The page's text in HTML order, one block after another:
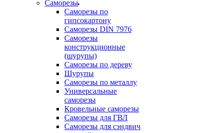
Саморезы
Саморезы по
гипсокартону
Саморезы DIN 7976
Саморезы
конструкционные
(шурупы)
Саморезы по дереву
Шурупы
Саморезы по металлу
Универсальные
саморезы
Кровельные саморезы
Саморезы для ГВЛ
Саморезы для сэндвич